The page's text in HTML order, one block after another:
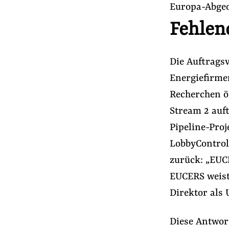
Europa-
Die
Recherchen
Stream 2
Pipeline-
zurück:
EUCERS
Direktor als
Diese